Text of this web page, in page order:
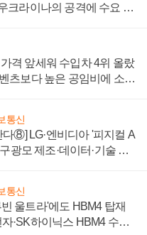
크라이나의 공격에 수요 늘
격 앞세워 수입차 4위 올랐
츠보다 높은 공임비에 소비
통신
다⑧] LG·엔비디아 '피지컬 A
광모 제조·데이터·기술 결
통신
울트라'에도 HBM4 탑재
·SK하이닉스 HBM4 수율